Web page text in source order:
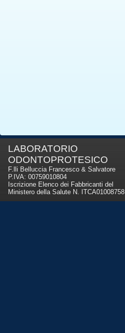
LABORATORIO
ODONTOPROTESICO
F.lli Belluccia Francesco & Salvatore
P.IVA: 00759010804
Iscrizione Elenco dei Fabbricanti del
Ministero della Salute N. ITCA01008758